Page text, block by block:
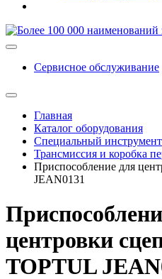
Сервисное обслуживание
Главная
Каталог оборудования
Специальный инструмент
Трансмиссия и коробка
Приспособление для
JEAN0131
центровки
TOPTUL